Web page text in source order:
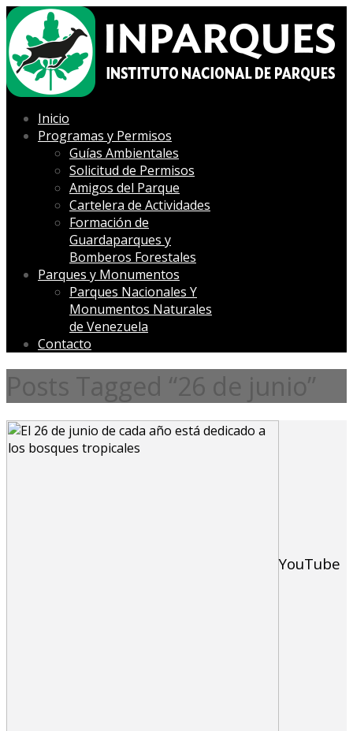
Inicio
Programas y Permisos
Guías Ambientales
Solicitud de Permisos
Amigos del Parque
Cartelera de Actividades
Formación de
Guardaparques y
Bomberos Forestales
Parques y Monumentos
Parques Nacionales Y
Monumentos Naturales
de Venezuela
Contacto
Posts Tagged “26 de junio”
YouTube